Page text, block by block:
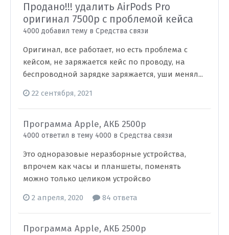
Продано!!! удалить AirPods Pro
оригинал 7500р с проблемой кейса
4000 добавил тему в Средства связи
Оригинал, все работает, но есть проблема с
кейсом, не заряжается кейс по проводу, на
беспроводной зарядке заряжается, уши менял...
22 сентября, 2021
Программа Apple, АКБ 2500р
4000 ответил в тему 4000 в Средства связи
Это одноразовые неразборные устройства,
впрочем как часы и планшеты, поменять
можно только целиком устройсво
2 апреля, 2020 84 ответа
Программа Apple, АКБ 2500р